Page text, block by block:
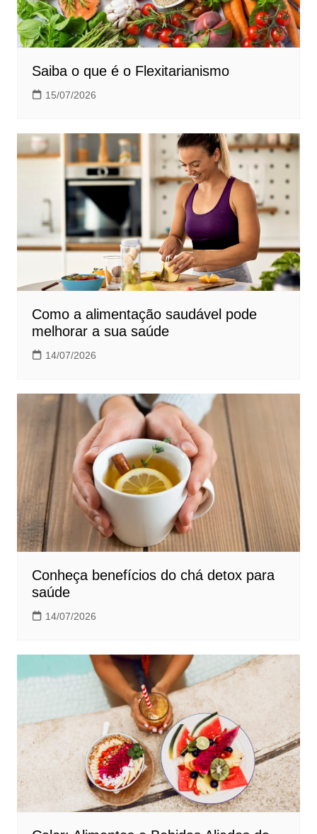
Saiba o que é o Flexitarianismo
15/07/2026
Como a alimentação saudável pode
melhorar a sua saúde
14/07/2026
Conheça benefícios do chá detox para
saúde
14/07/2026